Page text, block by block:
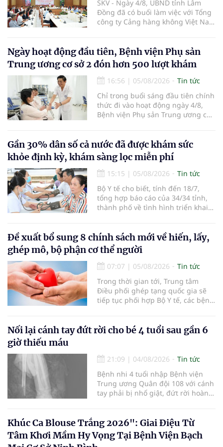
SKV - Ngày 4/8, UBND tỉnh Lâm
Đồng đã có buổi làm việc với Tổng
công ty Cảng hàng không Việt Nam
tác giữa tỉnh Lâm Đồng và ACV
trong việc phục hồi hoạt động
hàng không, thúc đẩy mở mới các
đường bay nội địa và quốc tế.
Ngày hoạt động đầu tiên, Bệnh viện Phụ sản
Trung ương cơ sở 2 đón hơn 500 lượt khám
16:56 | 05/08/2026
Tin tức
Chỉ trong buổi sáng đầu tiên chính
thức đi vào hoạt động ngày 4/8,
Bệnh viện Phụ sản Trung ương cơ
em bé đầu tiên chào đời.
Gần 30% dân số cả nước đã được khám sức
khỏe định kỳ, khám sàng lọc miễn phí
15:15 | 05/08/2026
Tin tức
Bộ Y tế cho biết, tính đến 18/7,
tổng hợp báo cáo của 34/34 tỉnh,
thành phố về tình hình triển khai
nhận 32.286.360 người, chiếm gần
30% dân số cả nước đã được khám
sức khỏe định kỳ năm nay.
Đề xuất bổ sung 8 chính sách mới về hiến, lấy,
ghép mô, bộ phận cơ thể người
07:07 | 05/08/2026
Tin tức
Trong thời gian tới, Trung tâm
Điều phối ghép tạng quốc gia sẽ
tiếp tục phối hợp Bộ Y tế, các bệnh
cường truyền thông, hoàn thiện
quy trình chuyên môn và hệ thống
hiến và ghép mô tạng.
Nối lại cánh tay đứt rời cho bé 4 tuổi sau gần 6
giờ thiếu máu
21:09 | 04/08/2026
Tin tức
Bệnh nhi 4 tuổi nhập Bệnh viện
Trung ương Quân đội 108 với cánh
tay phải bị nhổ giật, đứt rời hoàn
thương nặng và thời gian thiếu
máu kéo dài, các bác sĩ đã tái lập
tuần hoàn thành công sau ca vi
Khúc Ca Blouse Trắng 2026": Giai Điệu Từ
Tâm Khơi Mầm Hy Vọng Tại Bệnh Viện Bạch